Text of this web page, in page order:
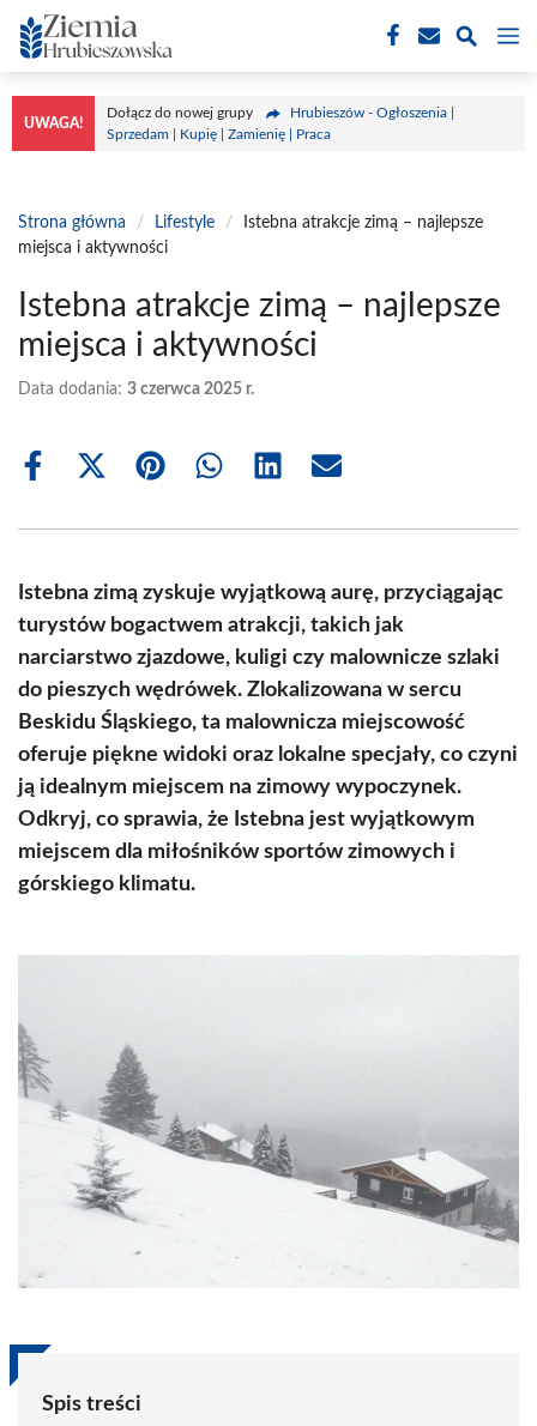
Przejdź
do
treści
UWAGA!
Dołącz do nowej grupy
Hrubieszów - Ogłoszenia |
Sprzedam | Kupię | Zamienię | Praca
Strona główna / Lifestyle /
Istebna atrakcje zimą – najlepsze
miejsca i aktywności
Istebna atrakcje zimą – najlepsze
miejsca i aktywności
Data dodania: 3 czerwca 2025 r.
Share
Share
(Twitter)
Share Share Share Share
Istebna zimą zyskuje wyjątkową aurę, przyciągając
turystów bogactwem atrakcji, takich jak
narciarstwo zjazdowe, kuligi czy malownicze szlaki
do pieszych wędrówek. Zlokalizowana w sercu
Beskidu Śląskiego, ta malownicza miejscowość
oferuje piękne widoki oraz lokalne specjały, co czyni
ją idealnym miejscem na zimowy wypoczynek.
Odkryj, co sprawia, że Istebna jest wyjątkowym
miejscem dla miłośników sportów zimowych i
górskiego klimatu.
Spis treści